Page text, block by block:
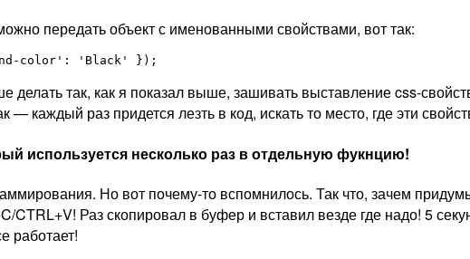
передать объект с именованными свойствами, вот так:
color': 'Black' });
так, как я показал выше, зашивать выставление css-
каждый раз придется лезть в код, искать то место, где эти
используется несколько раз в отдельную фукнцию!
Но вот почему-то вспомнилось. Так что, зачем
Раз скопировал в буфер и вставил везде где надо! 5
работает!